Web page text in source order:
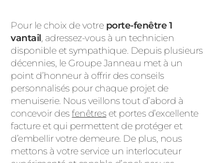
Pour le choix de votre porte-fenêtre 1
vantail, adressez-vous à un technicien
disponible et sympathique. Depuis plusieurs
décennies, le Groupe Janneau met à un
point d’honneur à offrir des conseils
personnalisés pour chaque projet de
menuiserie. Nous veillons tout d’abord à
concevoir desfenêtres et portes d’excellente
facture et qui permettent de protéger et
d’embellir votre demeure. De plus, nous
mettons à votre service un interlocuteur